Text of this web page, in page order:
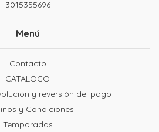
3015355696
Menú
Contacto
CATALOGO
y reversión del pago
y Condiciones
Temporadas